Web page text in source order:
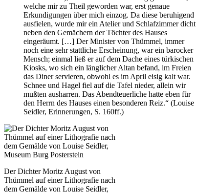
welche mir zu Theil geworden war, erst genaue
Erkundigungen über mich einzog. Da diese beruhigend
ausfielen, wurde mir ein Atelier und Schlafzimmer dicht
neben den Gemächern der Töchter des Hauses
eingeräumt. […] Der Minister von Thümmel, immer
noch eine sehr stattliche Erscheinung, war ein barocker
Mensch; einmal ließ er auf dem Dache eines türkischen
Kiosks, wo sich ein länglicher Altan befand, im Freien
das Diner servieren, obwohl es im April eisig kalt war.
Schnee und Hagel fiel auf die Tafel nieder, allein wir
mußten ausharren. Das Abendteuerliche hatte eben für
den Herrn des Hauses einen besonderen Reiz.“ (Louise
Seidler, Erinnerungen, S. 160ff.)
Der Dichter Moritz August von
Thümmel auf einer Lithografie nach
dem Gemälde von Louise Seidler,